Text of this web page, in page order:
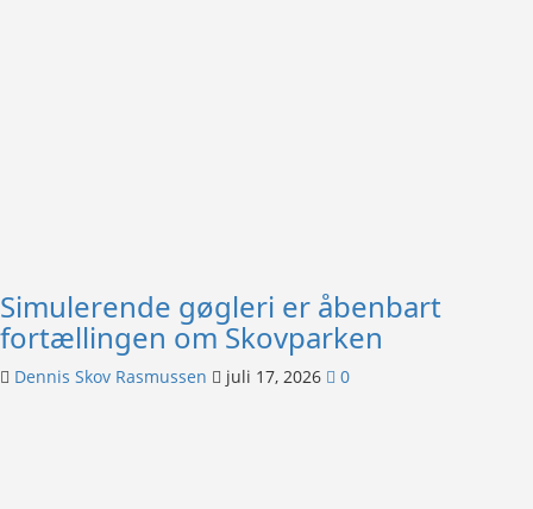
Simulerende gøgleri er åbenbart
fortællingen om Skovparken
Dennis Skov Rasmussen juli 17, 2026 0